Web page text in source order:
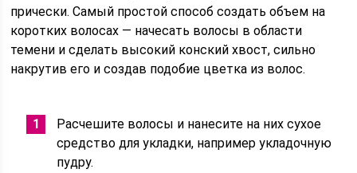
прически. Самый простой способ создать объем на
коротких волосах — начесать волосы в области
темени и сделать высокий конский хвост, сильно
накрутив его и создав подобие цветка из волос.
Расчешите волосы и нанесите на них сухое
средство для укладки, например укладочную
пудру.